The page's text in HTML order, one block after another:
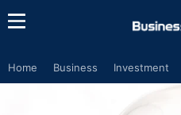
Home Business Investment